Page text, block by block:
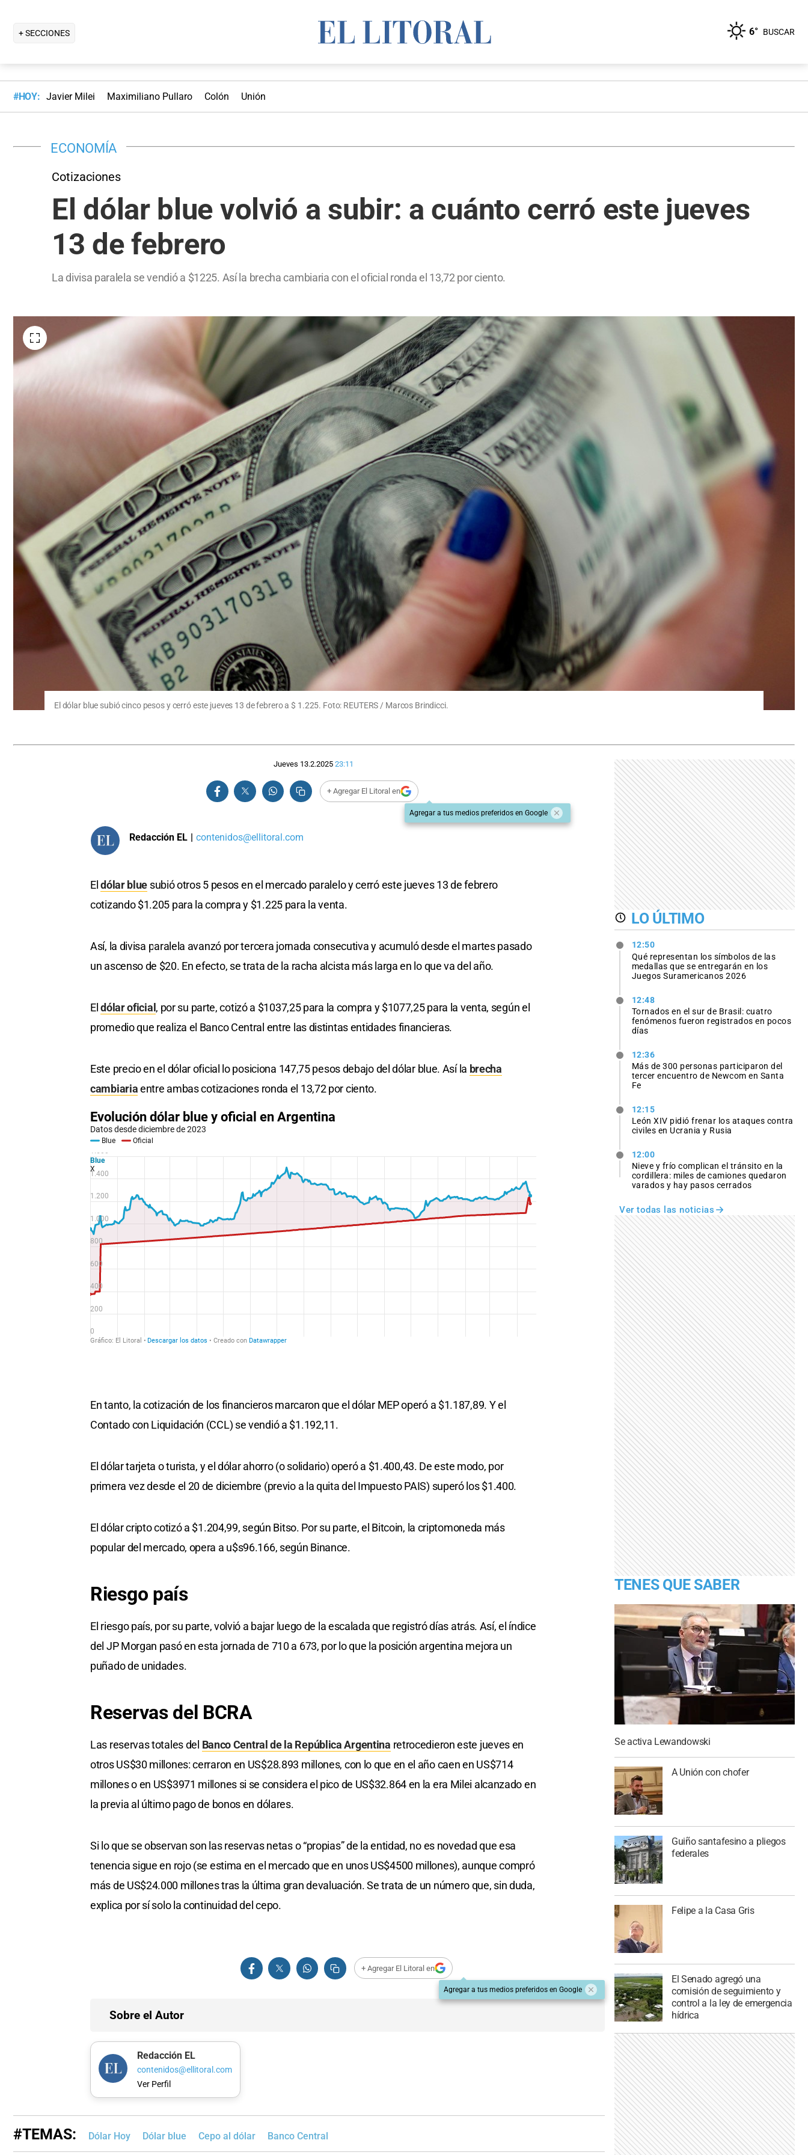
+ SECCIONES 6° BUSCAR
#HOY: Javier Milei Maximiliano Pullaro Colón Unión
ECONOMÍA
Cotizaciones
El dólar blue volvió a subir: a cuánto cerró este jueves
13 de febrero
La divisa paralela se vendió a $1225. Así la brecha cambiaria con el oficial ronda el 13,72 por ciento.
El dólar blue subió cinco pesos y cerró este jueves 13 de febrero a $ 1.225. Foto: REUTERS / Marcos Brindicci.
Jueves 13.2.2025 23:11
+ Agregar El Litoral en
Agregar a tus medios preferidos en Google
Redacción EL | contenidos@ellitoral.com
Eldólar blue subió otros 5 pesos en el mercado paralelo y cerró este jueves 13 de febrero
cotizando $1.205 para la compra y $1.225 para la venta.
Así, la divisa paralela avanzó por tercera jornada consecutiva y acumuló desde el martes pasado
un ascenso de $20. En efecto, se trata de la racha alcista más larga en lo que va del año.
Eldólar oficial , por su parte, cotizó a $1037,25 para la compra y $1077,25 para la venta, según el
promedio que realiza el Banco Central entre las distintas entidades financieras.
Este precio en el dólar oficial lo posiciona 147,75 pesos debajo del dólar blue. Así la brecha
cambiariaentre ambas cotizaciones ronda el 13,72 por ciento.
En tanto, la cotización de los financieros marcaron que el dólar MEP operó a $1.187,89. Y el
Contado con Liquidación (CCL) se vendió a $1.192,11.
El dólar tarjeta o turista, y el dólar ahorro (o solidario) operó a $1.400,43. De este modo, por
primera vez desde el 20 de diciembre (previo a la quita del Impuesto PAIS) superó los $1.400.
El dólar cripto cotizó a $1.204,99, según Bitso. Por su parte, el Bitcoin, la criptomoneda más
popular del mercado, opera a u$s96.166, según Binance.
Riesgo país
El riesgo país, por su parte, volvió a bajar luego de la escalada que registró días atrás. Así, el índice
del JP Morgan pasó en esta jornada de 710 a 673, por lo que la posición argentina mejora un
puñado de unidades.
Reservas del BCRA
Las reservas totales del Banco Central de la República Argentina retrocedieron este jueves en
otros US$30 millones: cerraron en US$28.893 millones, con lo que en el año caen en US$714
millones o en US$3971 millones si se considera el pico de US$32.864 en la era Milei alcanzado en
la previa al último pago de bonos en dólares.
Si lo que se observan son las reservas netas o “propias” de la entidad, no es novedad que esa
tenencia sigue en rojo (se estima en el mercado que en unos US$4500 millones), aunque compró
más de US$24.000 millones tras la última gran devaluación. Se trata de un número que, sin duda,
explica por sí solo la continuidad del cepo.
+ Agregar El Litoral en
Agregar a tus medios preferidos en Google
Sobre el Autor
Redacción EL
contenidos@ellitoral.com
Ver Perfil
#TEMAS: Dólar Hoy Dólar blue Cepo al dólar Banco Central
LO ÚLTIMO
12:50
Qué representan los símbolos de las
medallas que se entregarán en los
Juegos Suramericanos 2026
12:48
Tornados en el sur de Brasil: cuatro
fenómenos fueron registrados en pocos
días
12:36
Más de 300 personas participaron del
tercer encuentro de Newcom en Santa
Fe
12:15
León XIV pidió frenar los ataques contra
civiles en Ucrania y Rusia
12:00
Nieve y frío complican el tránsito en la
cordillera: miles de camiones quedaron
varados y hay pasos cerrados
Ver todas las noticias
TENES QUE SABER
Se activa Lewandowski
A Unión con chofer
Guiño santafesino a pliegos
federales
Felipe a la Casa Gris
El Senado agregó una
comisión de seguimiento y
control a la ley de emergencia
hídrica